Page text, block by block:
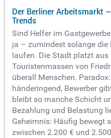
Der Berliner Arbeitsmarkt
Trends
Sind Helfer im
ja – zumindest solange die
laufen. Die Stadt platzt aus
Touristenmassen von
überall Menschen.
händeringend, Bewerber
bleibt so manche Schicht
Bezahlung und Belastung
Geheimnis: Häufig bewegt
zwischen 2.200 € und